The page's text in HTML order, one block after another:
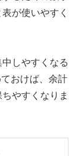
が使いやすく
しやすくなる
おけば、余計
やすくなりま